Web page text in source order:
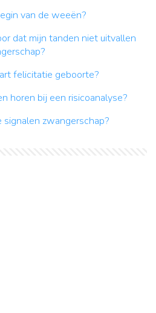
van de weeën?
dat mijn tanden niet uitvallen
felicitatie geboorte?
horen bij een risicoanalyse?
zwangerschap?